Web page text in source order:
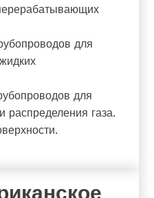
для
для
распределения газа.